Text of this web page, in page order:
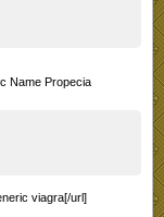
Name Propecia
viagra[/url]